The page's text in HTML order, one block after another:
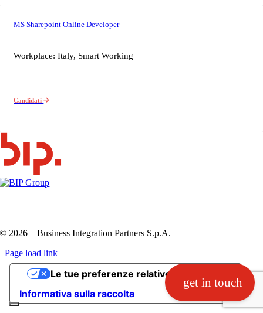
MS Sharepoint Online Developer
Workplace: Italy, Smart Working
Candidati
© 2026 – Business Integration Partners S.p.A.
Page load link
get in touch
Go
Top
Informativa sulla raccolta
Le tue preferenze relative alla privacy